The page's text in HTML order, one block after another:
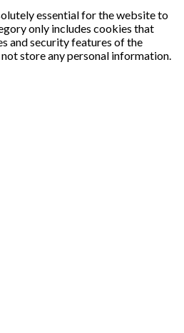
essential for the website to
only includes cookies that
and security features of the
store any personal information.